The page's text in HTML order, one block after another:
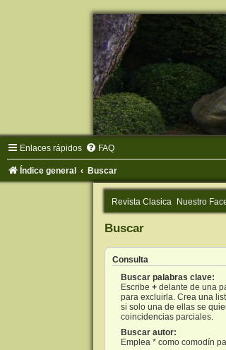
Enlaces rápidos FAQ
Índice general Buscar
Revista Clasica Nuestro
Buscar
Consulta
Buscar palabras clave:
Escribe +delante de una
para excluirla. Crea una
si solo una de ellas se
coincidencias parciales.
Buscar autor:
Emplea * como comodín